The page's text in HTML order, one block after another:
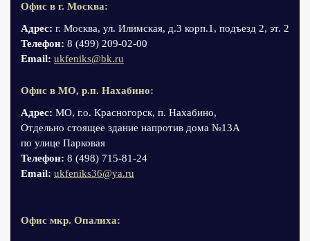
Офис в г. Москва:
Адрес: г. Москва, ул. Илимская, д.3 корп.1, подъезд 2, эт. 2
Телефон: 8 (499) 209-02-00
Email: ukfeniks@bk.ru
Офис в МО, р.п. Нахабино:
Адрес: МО, г.о. Красногорск, п. Нахабино,
Отдельно стоящее здание напротив дома №13А
по улице Парковая
Телефон: 8 (498) 715-81-24
Email: ukfeniks36@ya.ru
Офис мкр. Опалиха: